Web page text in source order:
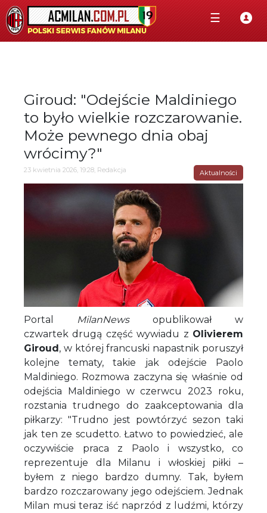
☰
Giroud: "Odejście Maldiniego
to było wielkie rozczarowanie.
Może pewnego dnia obaj
wrócimy?"
23 kwietnia 2026, 19:28, Redakcja Aktualności
Portal MilanNewsopublikował w
czwartek drugą część wywiadu z Olivierem
Giroud, w której francuski napastnik poruszył
kolejne tematy, takie jak odejście Paolo
Maldiniego. Rozmowa zaczyna się właśnie od
odejścia Maldiniego w czerwcu 2023 roku,
rozstania trudnego do zaakceptowania dla
piłkarzy: "Trudno jest powtórzyć sezon taki
jak ten ze scudetto. Łatwo to powiedzieć, ale
oczywiście praca z Paolo i wszystko, co
reprezentuje dla Milanu i włoskiej piłki –
byłem z niego bardzo dumny. Tak, byłem
bardzo rozczarowany jego odejściem. Jednak
Milan musi teraz iść naprzód z ludźmi, którzy